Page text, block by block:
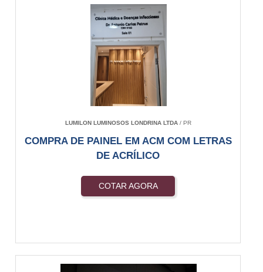
LUMILON LUMINOSOS LONDRINA LTDA/ PR
COMPRA DE PAINEL EM ACM COM LETRAS
DE ACRÍLICO
COTAR AGORA